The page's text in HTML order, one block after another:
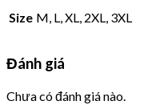
Size M, L, XL, 2XL, 3XL
Đánh giá
Chưa có đánh giá nào.